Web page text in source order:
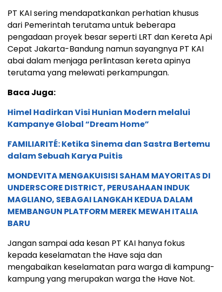
PT KAI sering mendapatkankan perhatian khusus
dari Pemerintah terutama untuk beberapa
pengadaan proyek besar seperti LRT dan Kereta Api
Cepat Jakarta-Bandung namun sayangnya PT KAI
abai dalam menjaga perlintasan kereta apinya
terutama yang melewati perkampungan.
Baca Juga:
Himel Hadirkan Visi Hunian Modern melalui
Kampanye Global “Dream Home”
FAMILIARITÉ: Ketika Sinema dan Sastra Bertemu
dalam Sebuah Karya Puitis
MONDEVITA MENGAKUISISI SAHAM MAYORITAS DI
UNDERSCORE DISTRICT, PERUSAHAAN INDUK
MAGLIANO, SEBAGAI LANGKAH KEDUA DALAM
MEMBANGUN PLATFORM MEREK MEWAH ITALIA
BARU
Jangan sampai ada kesan PT KAI hanya fokus
kepada keselamatan the Have saja dan
mengabaikan keselamatan para warga di kampung-
kampung yang merupakan warga the Have Not.